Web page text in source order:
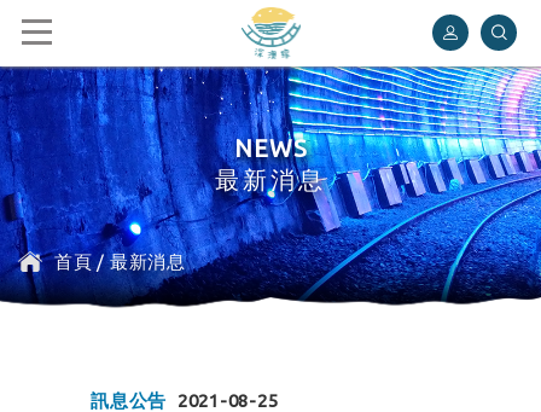
深澳鐵道自行車
NEWS
最新消息
首頁/最新消息
訊息公告 2021-08-25